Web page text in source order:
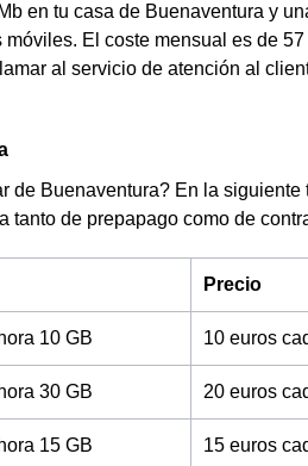
en tu casa de Buenaventura y
El coste mensual es de
al servicio de atención al
de Buenaventura? En la siguiente
tanto de prepapago como de
Precio
10 GB 10 euros
30 GB 20 euros
15 GB 15 euros